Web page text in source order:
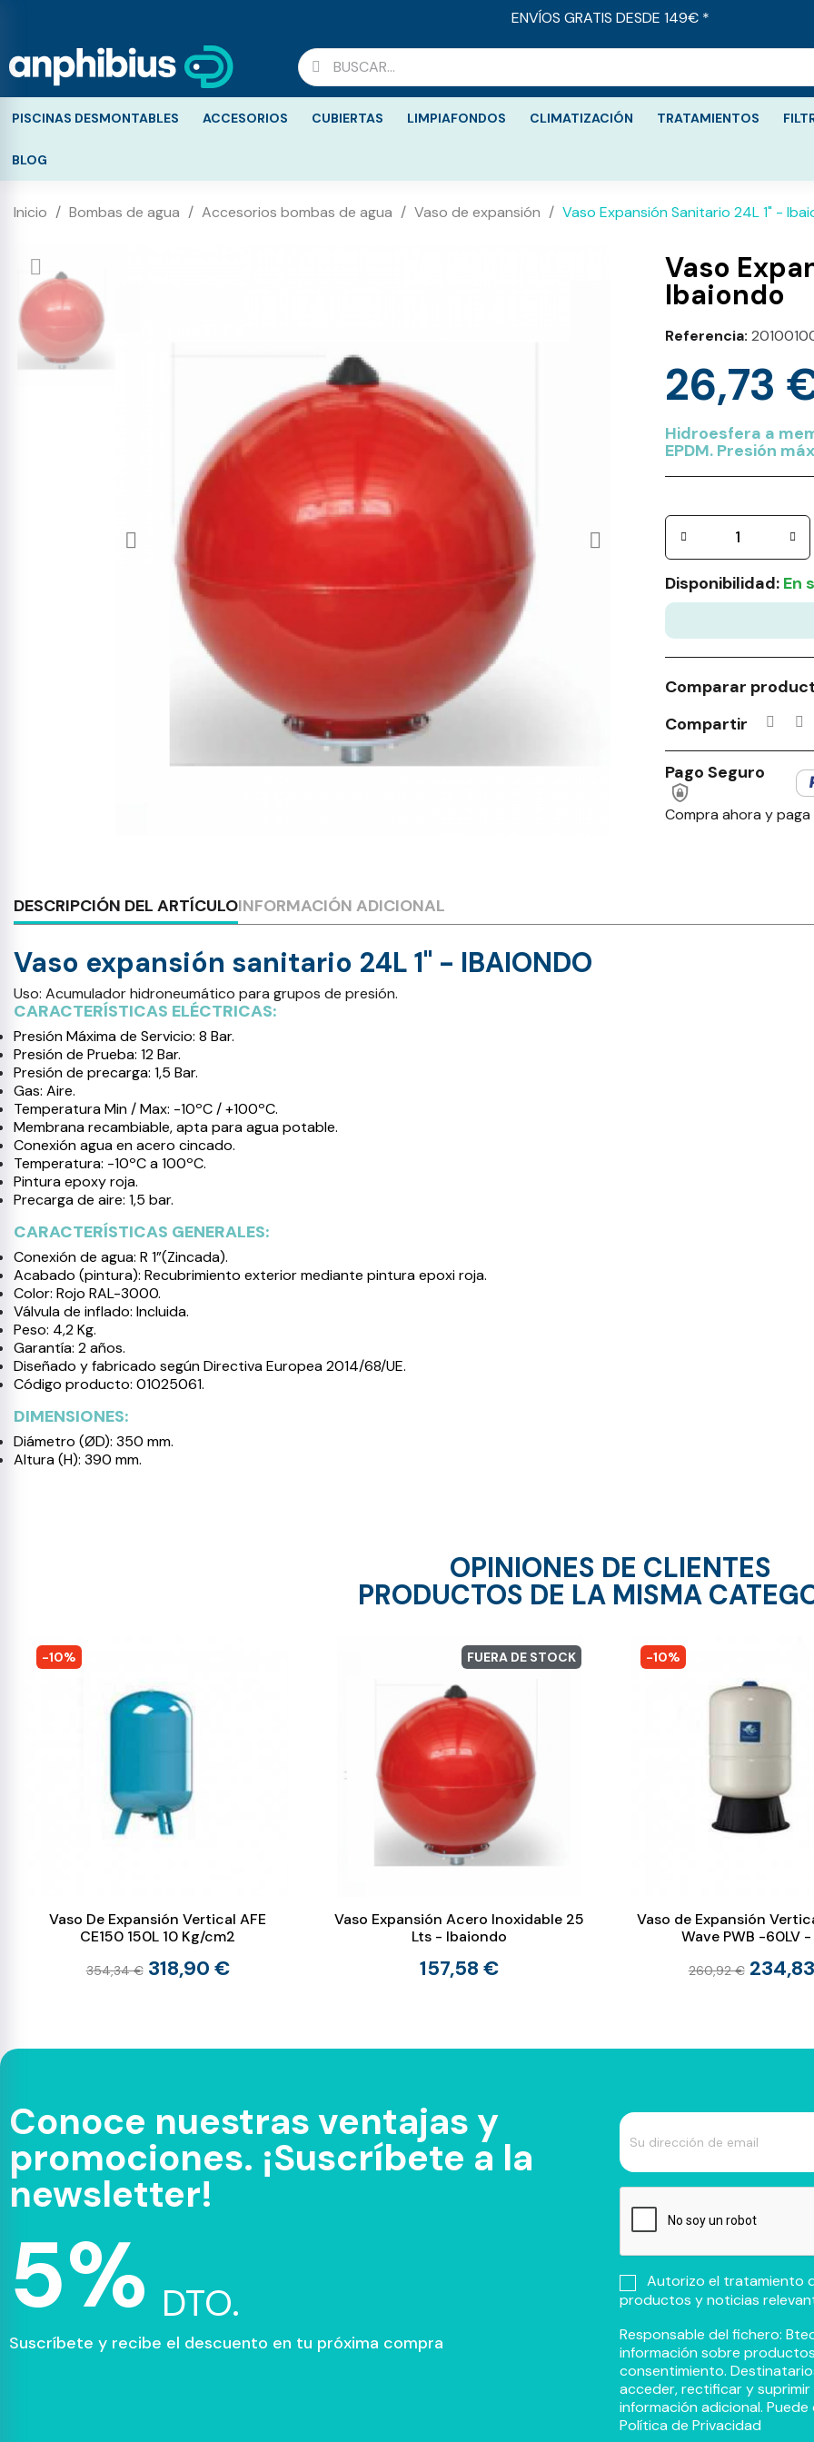
ENVÍOS GRATIS DESDE 149€ *
PISCINAS DESMONTABLES ACCESORIOS CUBIERTAS LIMPIAFONDOS CLIMATIZACIÓN TRATAMIENTOS
BLOG
Inicio Bombas de agua Accesorios bombas de agua Vaso de expansión Vaso Expansión Sanitario 24L 1" -
Vaso
Ibaiondo
Referencia
26,73
Hidroesfera a
EPDM. Presión
Disponibilidad: En
Comparar
Compartir
Pago Seguro
Compra ahora y
DESCRIPCIÓN DEL ARTÍCULOINFORMACIÓN ADICIONAL
Vaso expansión sanitario 24L 1" - IBAIONDO
Uso: Acumulador hidroneumático para grupos de presión.
CARACTERÍSTICAS ELÉCTRICAS:
Presión Máxima de Servicio: 8 Bar.
Presión de Prueba: 12 Bar.
Presión de precarga: 1,5 Bar.
Gas: Aire.
Temperatura Min / Max: -10ºC / +100ºC.
Membrana recambiable, apta para agua potable.
Conexión agua en acero cincado.
Temperatura: -10ºC a 100ºC.
Pintura epoxy roja.
Precarga de aire: 1,5 bar.
CARACTERÍSTICAS GENERALES:
Conexión de agua: R 1”(Zincada).
Acabado (pintura): Recubrimiento exterior mediante pintura epoxi roja.
Color: Rojo RAL-3000.
Válvula de inflado: Incluida.
Peso: 4,2 Kg.
Garantía: 2 años.
Diseñado y fabricado según Directiva Europea 2014/68/UE.
Código producto: 01025061.
DIMENSIONES:
Diámetro (ØD): 350 mm.
Altura (H): 390 mm.
OPINIONES DE CLIENTES
PRODUCTOS DE LA MISMA
-10%
Vaso De Expansión Vertical AFE
CE150 150L 10 Kg/cm2
354,34 € 318,90 €
FUERA DE STOCK
Vaso Expansión Acero Inoxidable 25
Lts - Ibaiondo
157,58 €
-10%
Vaso de Expansión
Wave PWB -60LV
260,92 €
Conoce nuestras ventajas y
promociones. ¡Suscríbete a la
newsletter!
5% DTO.
Suscríbete y recibe el descuento en tu próxima compra
Autorizo el tratamiento
productos y noticias
Responsable del fichero:
información sobre
consentimiento.
acceder, rectificar y
información adicional.
Política de Privacidad